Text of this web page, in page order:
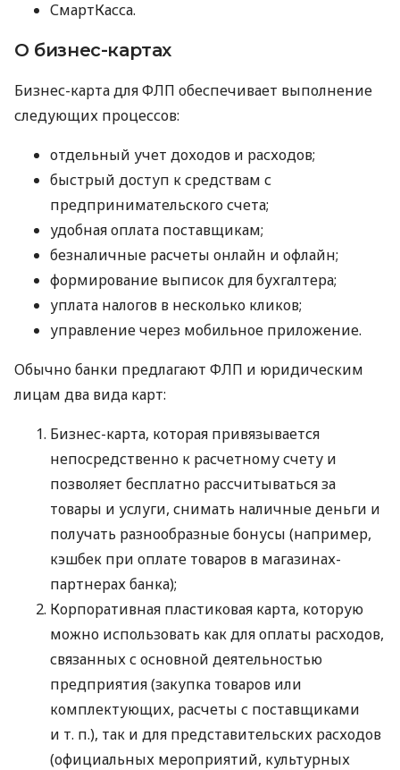
СмартКасса.
О бизнес-картах
Бизнес-карта для ФЛП обеспечивает выполнение
следующих процессов:
отдельный учет доходов и расходов;
быстрый доступ к средствам с
предпринимательского счета;
удобная оплата поставщикам;
безналичные расчеты онлайн и офлайн;
формирование выписок для бухгалтера;
уплата налогов в несколько кликов;
управление через мобильное приложение.
Обычно банки предлагают ФЛП и юридическим
лицам два вида карт:
Бизнес-карта, которая привязывается
непосредственно к расчетному счету и
позволяет бесплатно рассчитываться за
товары и услуги, снимать наличные деньги и
получать разнообразные бонусы (например,
кэшбек при оплате товаров в магазинах-
партнерах банка);
Корпоративная пластиковая карта, которую
можно использовать как для оплаты расходов,
связанных с основной деятельностью
предприятия (закупка товаров или
комплектующих, расчеты с поставщиками
и т. п.), так и для представительских расходов
(официальных мероприятий, культурных